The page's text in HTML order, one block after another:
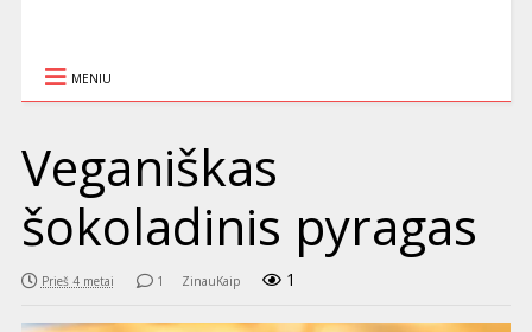
MENIU
Veganiškas
šokoladinis pyragas
Prieš 4 metai 1 ZinauKaip 1